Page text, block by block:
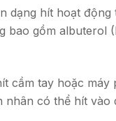
dạng hít hoạt
bao gồm albuterol
cầm tay hoặc máy
có thể hít vào